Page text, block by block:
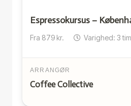
Espressokursus –
Fra 879 kr. Varighed: 3
ARRANGØR
Coffee Collective